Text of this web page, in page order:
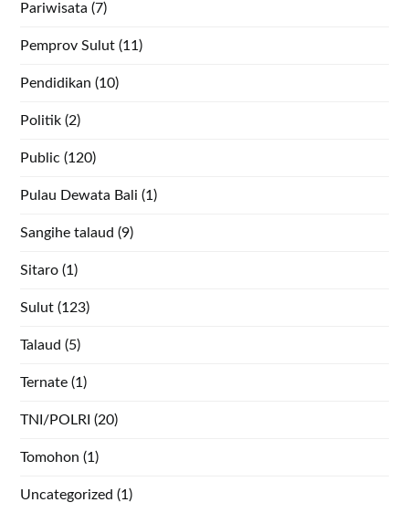
Pariwisata (7)
Pemprov Sulut (11)
Pendidikan (10)
Politik (2)
Public (120)
Pulau Dewata Bali (1)
Sangihe talaud (9)
Sitaro (1)
Sulut (123)
Talaud (5)
Ternate (1)
TNI/POLRI (20)
Tomohon (1)
Uncategorized (1)